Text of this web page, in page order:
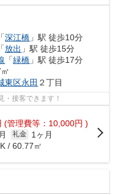
「深江橋 」駅 徒歩10分
「放出 」駅 徒歩15分
「緑橋 」駅 徒歩17分
東区永田 ２丁目
・接客できます！
(管理費等：10,000円 )
礼金
1ヶ月
/ 60.77㎡